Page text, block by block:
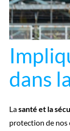
dans
Lasanté et la
protection de